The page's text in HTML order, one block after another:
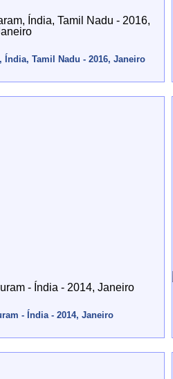
Tamil Nadu - 2016, Janeiro
- Índia - 2014, Janeiro